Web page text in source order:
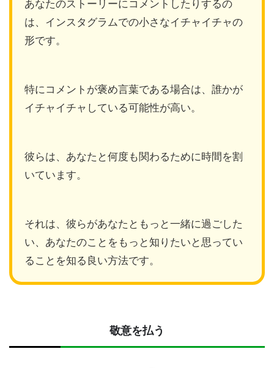
あなたのストーリーにコメントしたりするの
は、インスタグラムでの小さなイチャイチャの
形です。
特にコメントが褒め言葉である場合は、誰かが
イチャイチャしている可能性が高い。
彼らは、あなたと何度も関わるために時間を割
いています。
それは、彼らがあなたともっと一緒に過ごした
い、あなたのことをもっと知りたいと思ってい
ることを知る良い方法です。
敬意を払う